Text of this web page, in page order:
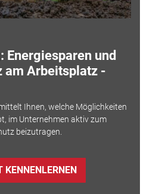
Energiesparen und
am Arbeitsplatz -
Ihnen, welche Möglichkeiten
im Unternehmen aktiv zum
beizutragen.
KENNENLERNEN